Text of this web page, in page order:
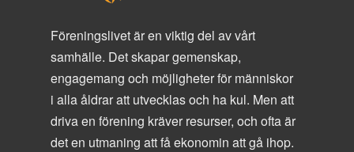
Föreningslivet är en viktig del av vårt
samhälle. Det skapar gemenskap,
engagemang och möjligheter för människor
i alla åldrar att utvecklas och ha kul. Men att
driva en förening kräver resurser, och ofta är
det en utmaning att få ekonomin att gå ihop.